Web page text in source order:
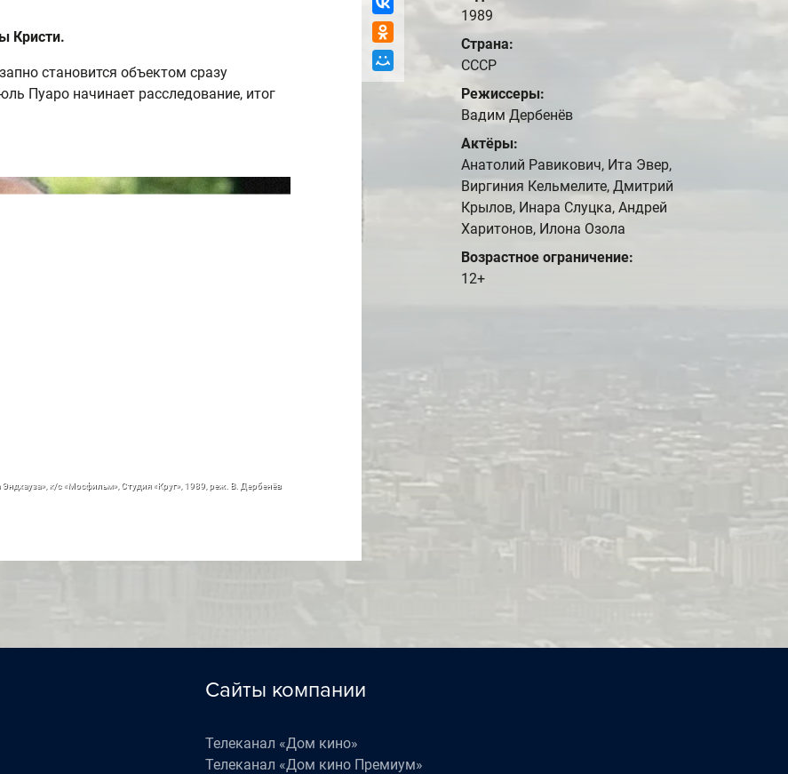
Кристи.
становится объектом сразу
Пуаро начинает расследование, итог
Эндхауза», к/с «Мосфильм», Студия «Круг», 1989, реж. В. Дербенёв «Загадка Эндхауза», к/с «Мосфильм», Студия «Круг», 1989,
1989
Страна:
СССР
Режиссеры:
Вадим Дербенёв
Актёры:
Анатолий Равикович, Ита Эвер,
Виргиния Кельмелите, Дмитрий
Крылов, Инара Слуцка, Андрей
Харитонов, Илона Озола
Возрастное ограничение:
12+
Сайты компании
Телеканал «Дом кино»
Телеканал «Дом кино Премиум»